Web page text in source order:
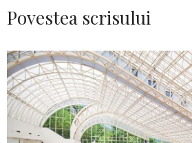
Povestea scrisului